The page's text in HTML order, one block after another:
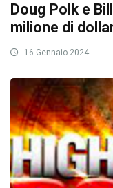
Doug Polk e
milione di
16 Gennaio 2024